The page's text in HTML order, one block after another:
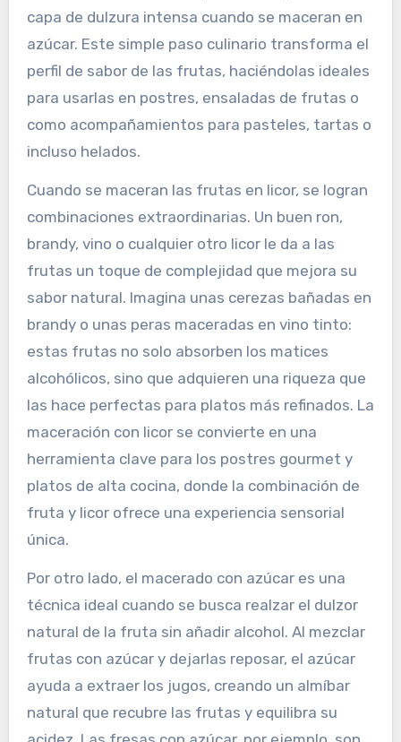
capa de dulzura intensa cuando se maceran en
azúcar. Este simple paso culinario transforma el
perfil de sabor de las frutas, haciéndolas ideales
para usarlas en postres, ensaladas de frutas o
como acompañamientos para pasteles, tartas o
incluso helados.
Cuando se maceran las frutas en licor, se logran
combinaciones extraordinarias. Un buen ron,
brandy, vino o cualquier otro licor le da a las
frutas un toque de complejidad que mejora su
sabor natural. Imagina unas cerezas bañadas en
brandy o unas peras maceradas en vino tinto:
estas frutas no solo absorben los matices
alcohólicos, sino que adquieren una riqueza que
las hace perfectas para platos más refinados. La
maceración con licor se convierte en una
herramienta clave para los postres gourmet y
platos de alta cocina, donde la combinación de
fruta y licor ofrece una experiencia sensorial
única.
Por otro lado, el macerado con azúcar es una
técnica ideal cuando se busca realzar el dulzor
natural de la fruta sin añadir alcohol. Al mezclar
frutas con azúcar y dejarlas reposar, el azúcar
ayuda a extraer los jugos, creando un almíbar
natural que recubre las frutas y equilibra su